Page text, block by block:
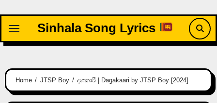
content
Sinhala Song Lyrics
Home JTSP Boy දගකාරී | Dagakaari by JTSP Boy [2024]